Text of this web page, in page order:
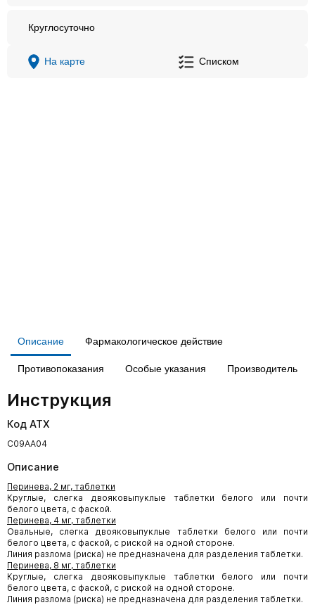
Круглосуточно
На карте Списком
Описание Фармакологическое действие
Противопоказания Особые указания Производитель
Инструкция
Код АТХ
C09AA04
Описание
Перинева, 2 мг, таблетки
Круглые, слегка двояковыпуклые таблетки белого или почти
белого цвета, с фаской.
Перинева, 4 мг, таблетки
Овальные, слегка двояковыпуклые таблетки белого или почти
белого цвета, с фаской, с риской на одной стороне.
Линия разлома (риска) не предназначена для разделения таблетки.
Перинева, 8 мг, таблетки
Круглые, слегка двояковыпуклые таблетки белого или почти
белого цвета, с фаской, с риской на одной стороне.
Линия разлома (риска) не предназначена для разделения таблетки.